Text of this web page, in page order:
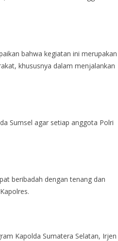
bahwa kegiatan ini merupakan
khususnya dalam menjalankan
Sumsel agar setiap anggota Polri
beribadah dengan tenang dan
Kapolda Sumatera Selatan, Irjen